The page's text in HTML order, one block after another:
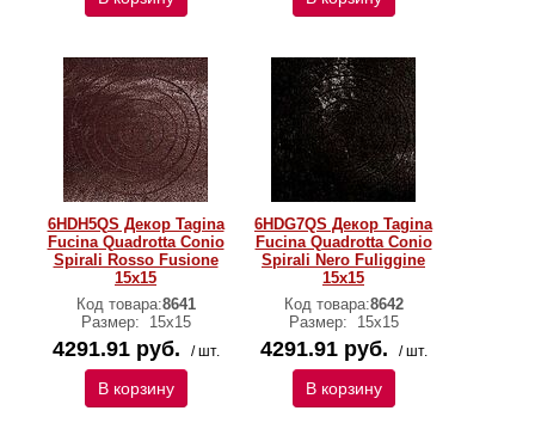
6HDH5QS Декор Tagina
Fucina Quadrotta Conio
Spirali Rosso Fusione
15x15
Код товара:8641
Размер:
15x15
4291.91 руб. / шт.
В корзину
6HDG7QS Декор Tagina
Fucina Quadrotta Conio
Spirali Nero Fuliggine
15x15
Код товара:8642
Размер:
15x15
4291.91 руб. / шт.
В корзину